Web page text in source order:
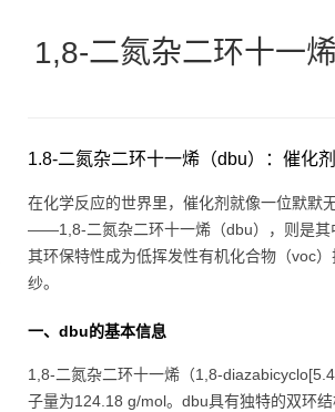
1,8-二氮杂二环十一
1.8-二氮杂二环十一烯（dbu）：催化
在化学反应的世界里，催化剂就像一位默默
——1,8-二氮杂二环十一烯（dbu），则是其
其环保特性成为低挥发性有机化合物（voc
纱。
一、dbu的基本信息
1,8-二氮杂二环十一烯（1,8-
子量为124.18 g/mol。dbu具有独特的双环